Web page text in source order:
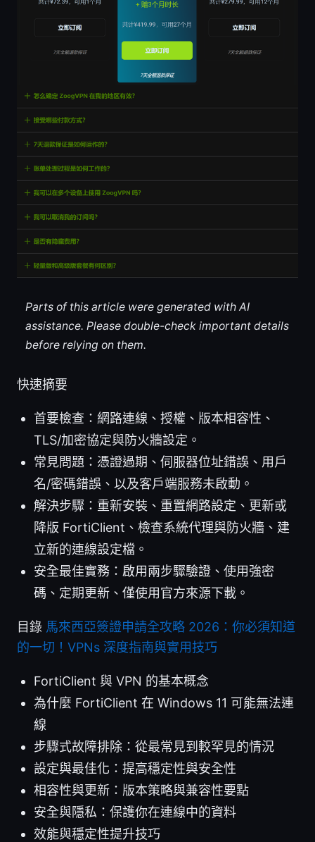
Parts of this article were generated with AI
assistance. Please double-check important details
before relying on them.
快速摘要
首要檢查：網路連線、授權、版本相容性、
TLS/加密協定與防火牆設定。
常見問題：憑證過期、伺服器位址錯誤、用戶
名/密碼錯誤、以及客戶端服務未啟動。
解決步驟：重新安裝、重置網路設定、更新或
降版 FortiClient、檢查系統代理與防火牆、建
立新的連線設定檔。
安全最佳實務：啟用兩步驟驗證、使用強密
碼、定期更新、僅使用官方來源下載。
目錄 馬來西亞簽證申請全攻略 2026：你必須知道
的一切！VPNs 深度指南與實用技巧
FortiClient 與 VPN 的基本概念
為什麼 FortiClient 在 Windows 11 可能無法連
線
步驟式故障排除：從最常見到較罕見的情況
設定與最佳化：提高穩定性與安全性
相容性與更新：版本策略與兼容性要點
安全與隱私：保護你在連線中的資料
效能與穩定性提升技巧